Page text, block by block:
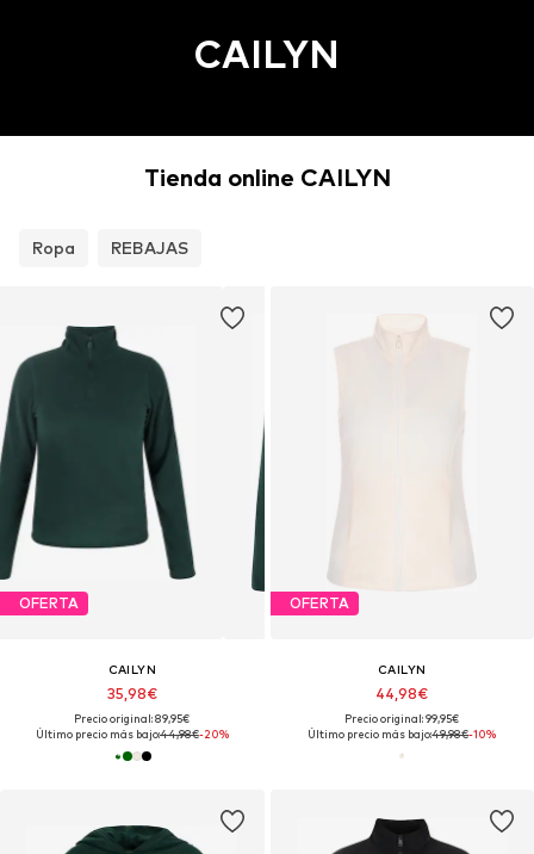
CAILYN
Tienda online CAILYN
Ropa REBAJAS
OFERTA
CAILYN
35,98€
Precio original: 89,95€
Último precio más bajo:44,98€-20%
OFERTA
CAILYN
44,98€
Precio original: 99,95€
Último precio más bajo:49,98€-10%